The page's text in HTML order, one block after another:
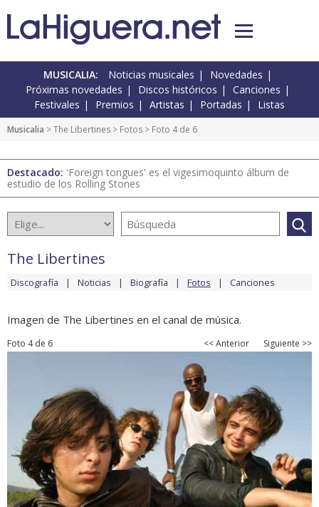
MUSICALIA: Noticias musicales
Novedades
Próximas novedades
Discos históricos
Canciones
Festivales
Premios Artistas Portadas Listas
Musicalia >The Libertines > Fotos > Foto 4 de 6
Destacado: 'Foreign tongues' es el vigesimoquinto álbum de
estudio de los Rolling Stones
The Libertines
Discografía Noticias Biografía Fotos Canciones
Imagen de The Libertines en el canal de música.
Foto 4 de 6 << Anterior Siguiente >>